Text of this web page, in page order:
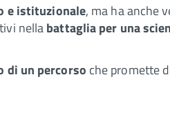
e istituzionale, ma ha anche
nellabattaglia per una
di un percorso che promette